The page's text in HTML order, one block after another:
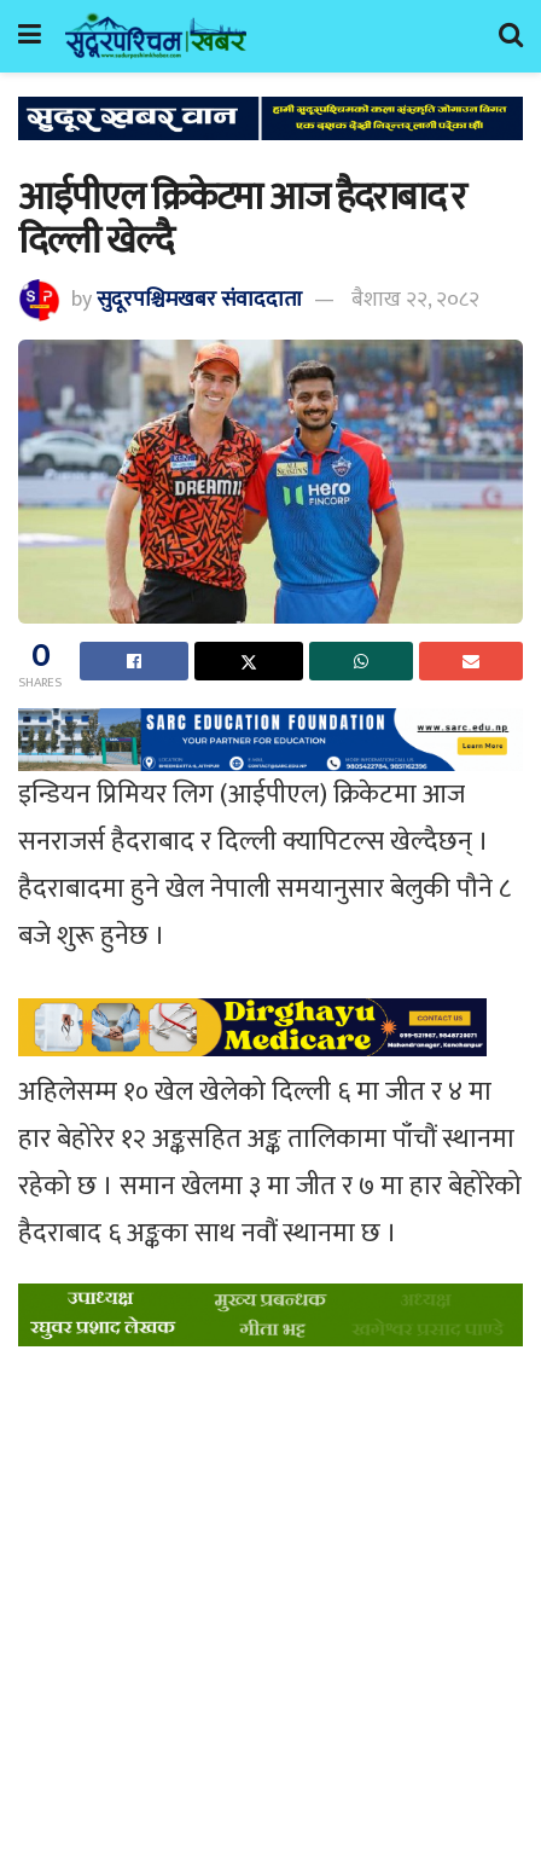
आईपीएल क्रिकेटमा आज हैदराबाद र
दिल्ली खेल्दै
byसुदूरपश्चिमखबर संंवाददाता बैशाख २२, २०८२
0
SHARES
इन्डियन प्रिमियर लिग (आईपीएल) क्रिकेटमा आज
सनराजर्स हैदराबाद र दिल्ली क्यापिटल्स खेल्दैछन् ।
हैदराबादमा हुने खेल नेपाली समयानुसार बेलुकी पौने ८
बजे शुरू हुनेछ ।
अहिलेसम्म १० खेल खेलेको दिल्ली ६ मा जीत र ४ मा
हार बेहोरेर १२ अङ्कसहित अङ्क तालिकामा पाँचौं स्थानमा
रहेको छ । समान खेलमा ३ मा जीत र ७ मा हार बेहोरेको
हैदराबाद ६ अङ्कका साथ नवौं स्थानमा छ ।